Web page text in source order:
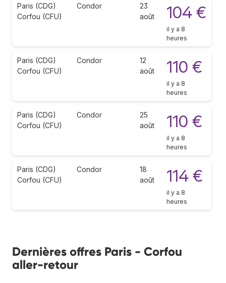
Paris (CDG)
Corfou (CFU)
Condor
23
août
104 €
il y a 8
heures
Paris (CDG)
Corfou (CFU)
Condor
12
août
110 €
il y a 8
heures
Paris (CDG)
Corfou (CFU)
Condor
25
août
110 €
il y a 8
heures
Paris (CDG)
Corfou (CFU)
Condor
18
août
114 €
il y a 8
heures
Dernières offres Paris - Corfou
aller-retour